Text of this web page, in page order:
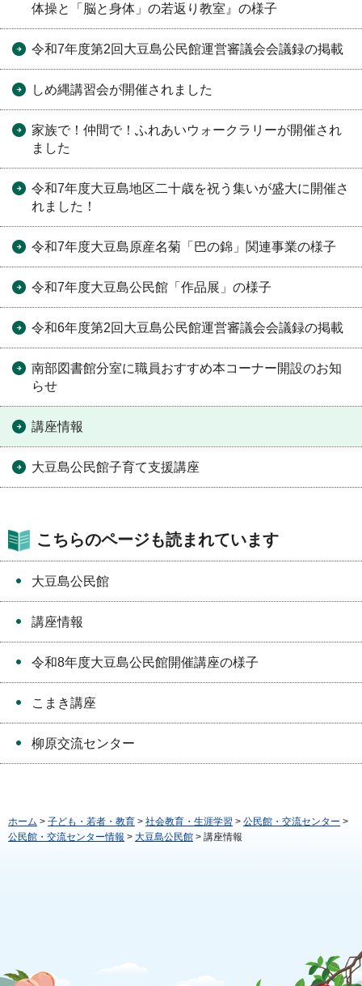
体操と「脳と身体」の若返り教室』の様子
令和7年度第2回大豆島公民館運営審議会会議録の掲載
しめ縄講習会が開催されました
家族で！仲間で！ふれあいウォークラリーが開催され
ました
令和7年度大豆島地区二十歳を祝う集いが盛大に開催さ
れました！
令和7年度大豆島原産名菊「巴の錦」関連事業の様子
令和7年度大豆島公民館「作品展」の様子
令和6年度第2回大豆島公民館運営審議会会議録の掲載
南部図書館分室に職員おすすめ本コーナー開設のお知
らせ
講座情報
大豆島公民館子育て支援講座
こちらのページも読まれています
大豆島公民館
講座情報
令和8年度大豆島公民館開催講座の様子
こまき講座
柳原交流センター
ホーム > 子ども・若者・教育 > 社会教育・生涯学習 > 公民館・交流センター >
公民館・交流センター情報 > 大豆島公民館 > 講座情報